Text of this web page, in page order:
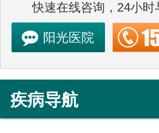
快速在线咨询，24小时
阳光医院
疾病导航